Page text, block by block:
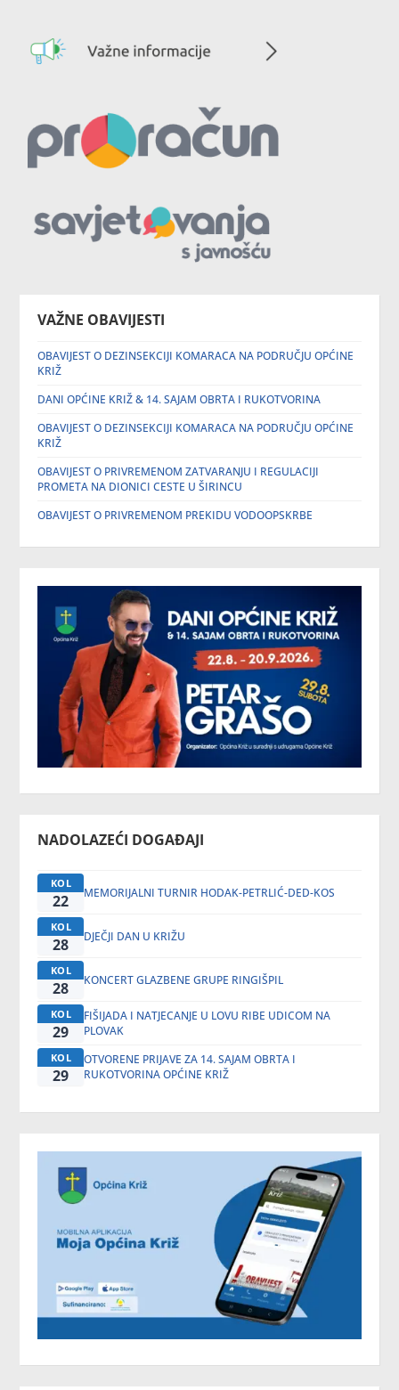
VAŽNE OBAVIJESTI
OBAVIJEST O DEZINSEKCIJI KOMARACA NA PODRUČJU OPĆINE
KRIŽ
DANI OPĆINE KRIŽ & 14. SAJAM OBRTA I RUKOTVORINA
OBAVIJEST O DEZINSEKCIJI KOMARACA NA PODRUČJU OPĆINE
KRIŽ
OBAVIJEST O PRIVREMENOM ZATVARANJU I REGULACIJI
PROMETA NA DIONICI CESTE U ŠIRINCU
OBAVIJEST O PRIVREMENOM PREKIDU VODOOPSKRBE
NADOLAZEĆI DOGAĐAJI
KOL
22 MEMORIJALNI TURNIR HODAK-PETRLIĆ-DED-KOS
KOL
28 DJEČJI DAN U KRIŽU
KOL
28 KONCERT GLAZBENE GRUPE RINGIŠPIL
KOL
29
FIŠIJADA I NATJECANJE U LOVU RIBE UDICOM NA
PLOVAK
KOL
29
OTVORENE PRIJAVE ZA 14. SAJAM OBRTA I
RUKOTVORINA OPĆINE KRIŽ